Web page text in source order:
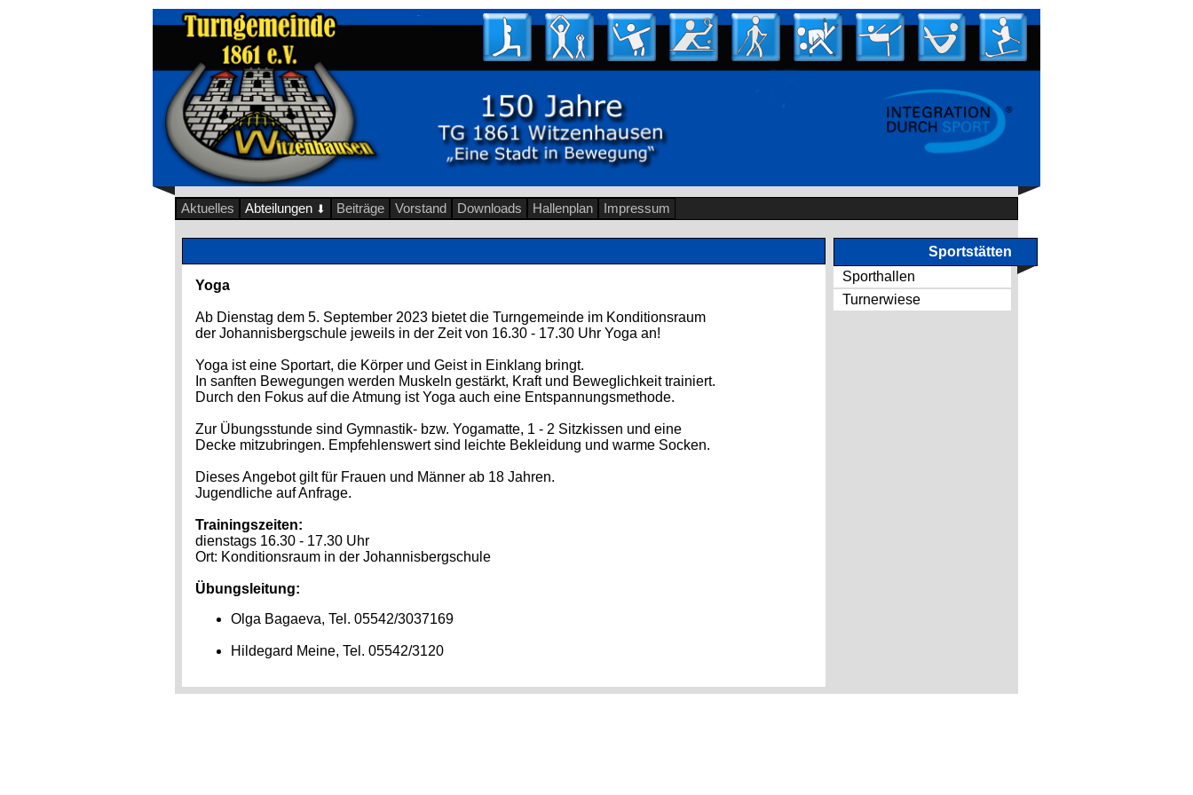
Aktuelles Abteilungen ⬇ Beiträge Vorstand Downloads Hallenplan Impressum
Yoga
Ab Dienstag dem 5. September 2023 bietet die Turngemeinde im Konditionsraum
der Johannisbergschule jeweils in der Zeit von 16.30 - 17.30 Uhr Yoga an!
Yoga ist eine Sportart, die Körper und Geist in Einklang bringt.
In sanften Bewegungen werden Muskeln gestärkt, Kraft und Beweglichkeit trainiert.
Durch den Fokus auf die Atmung ist Yoga auch eine Entspannungsmethode.
Zur Übungsstunde sind Gymnastik- bzw. Yogamatte, 1 - 2 Sitzkissen und eine
Decke mitzubringen. Empfehlenswert sind leichte Bekleidung und warme Socken.
Dieses Angebot gilt für Frauen und Männer ab 18 Jahren.
Jugendliche auf Anfrage.
Trainingszeiten:
dienstags 16.30 - 17.30 Uhr
Ort: Konditionsraum in der Johannisbergschule
Übungsleitung:
Olga Bagaeva, Tel. 05542/3037169
Hildegard Meine, Tel. 05542/3120
Sportstätten
Sporthallen
Turnerwiese